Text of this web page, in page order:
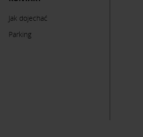
Jak dojechać
Parking